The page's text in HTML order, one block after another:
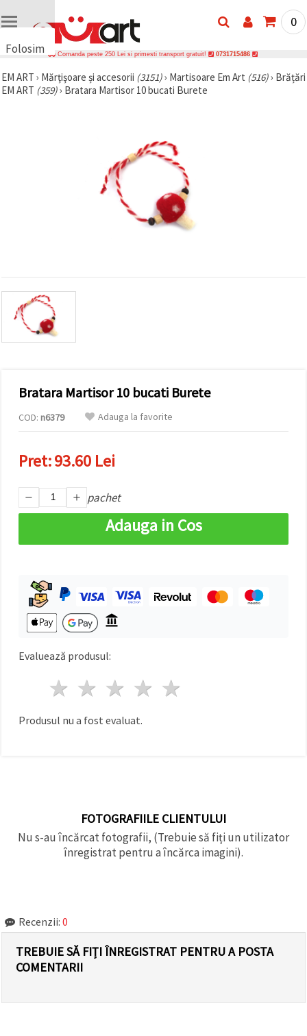
Folosim
uri
🍪 Folosim
traficul și a
afișa
conținut și
reclame
noștri de
marketing.
Puteți fi de
utilizați
toate
urile făcând
clic pe
"acceptati
indicați
un tip de
cookie -uri
făcând clic
pe butonul
Setări
0
Comanda peste 250 Lei si primesti transport gratuit! 0731715486
EM ART › Mărţişoare și accesorii (3151)› Martisoare Em Art (516)› Brățări
EM ART (359)› Bratara Martisor 10 bucati Burete
Bratara Martisor 10 bucati Burete
COD: n6379 Adauga la favorite
Pret:93.60 Lei
pachet
Adauga in Cos
Evaluează produsul:
4 stele
3 stele
2 stele
1 stea
Produsul nu a fost evaluat.
FOTOGRAFIILE CLIENTULUI
Nu s-au încărcat fotografii, (Trebuie să fiți un utilizator
înregistrat pentru a încărca imagini).
Recenzii: 0
TREBUIE SĂ FIȚI ÎNREGISTRAT PENTRU A POSTA
COMENTARII